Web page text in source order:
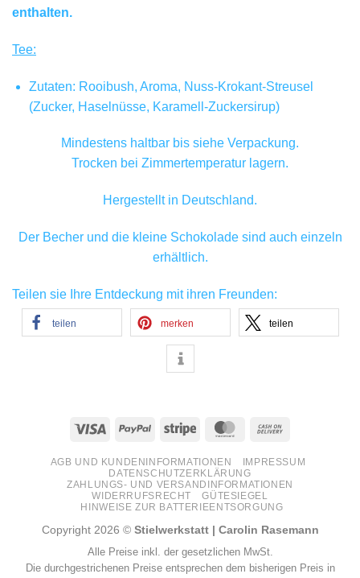
enthalten.
Tee:
Zutaten: Rooibush, Aroma, Nuss-Krokant-Streusel
(Zucker, Haselnüsse, Karamell-Zuckersirup)
Mindestens haltbar bis siehe Verpackung.
Trocken bei Zimmertemperatur lagern.
Hergestellt in Deutschland.
Der Becher und die kleine Schokolade sind auch einzeln
erhältlich.
Teilen sie Ihre Entdeckung mit ihren Freunden:
teilen merken teilen
Visa PayPal Stripe MasterCard
Delivery
AGB UND KUNDENINFORMATIONEN
IMPRESSUM
DATENSCHUTZERKLÄRUNG
ZAHLUNGS- UND VERSANDINFORMATIONEN
WIDERRUFSRECHT
GÜTESIEGEL
HINWEISE ZUR BATTERIEENTSORGUNG
Copyright 2026 © Stielwerkstatt | Carolin Rasemann
Alle Preise inkl. der gesetzlichen MwSt.
Die durchgestrichenen Preise entsprechen dem bisherigen Preis in